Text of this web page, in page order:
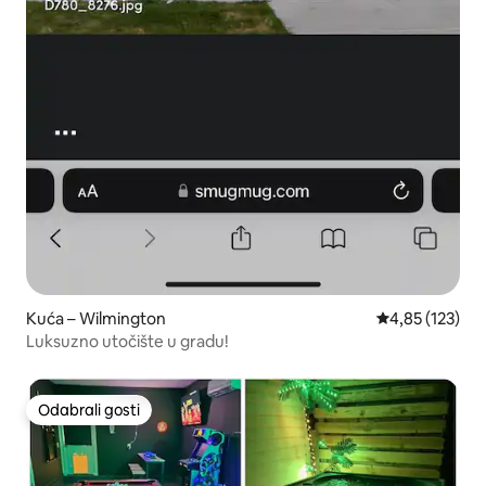
Kuća – Wilmington Prosječna
4,85 (123)
Luksuzno utočište u gradu!
Odabrali gosti
Odabrali gosti